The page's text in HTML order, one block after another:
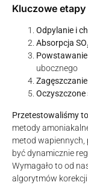
Kluczowe
Odpylanie i
Absorpcja
ubocznego
Oczyszczone
Przetestowaliśmy
metody
metod wapiennych,
być dynamicznie
Wymagało to od
algorytmów